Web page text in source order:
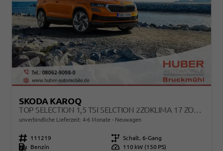
SKODA KAROQ
TOP SELECTION 1,5 TSI SELCTION 2ZOKLIMA 17 ZOLL ALU FELGEN 5J GARANTIE SITZHEIZUNG MATRIX ACC
unverbindliche Lieferzeit: 4-6 Monate Neuwagen
Fahrzeugnr. 111219 Getriebe Schalt. 6-Gang
Kraftstoff
Benzin Leistung 110 kW (150 PS)